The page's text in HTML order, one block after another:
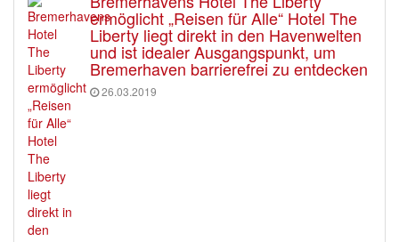
ermöglicht „Reisen für Alle“ Hotel The
Liberty liegt direkt in den Havenwelten
und ist idealer Ausgangspunkt, um
Bremerhaven barrierefrei zu entdecken
26.03.2019